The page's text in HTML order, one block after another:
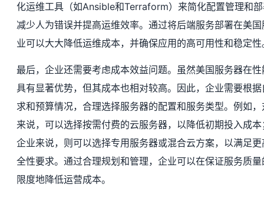
化运维工具（如Ansible和Terraform）来简化配置管理和
减少人为错误并提高运维效率。通过将后端服务部署在美
业可以大大降低运维成本，并确保应用的高可用性和稳定性
最后，企业还需要考虑成本效益问题。虽然美国服务器在
具有显著优势，但其成本也相对较高。因此，企业需要根
求和预算情况，合理选择服务器的配置和服务类型。例如
来说，可以选择按需付费的云服务器，以降低初期投入成
企业来说，则可以选择专用服务器或混合云方案，以满足
全性要求。通过合理规划和管理，企业可以在保证服务质
限度地降低运营成本。